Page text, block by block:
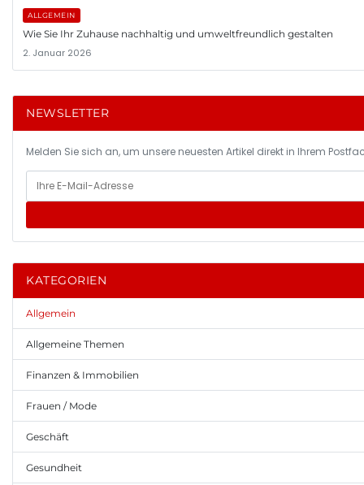
ALLGEMEIN
Wie Sie Ihr Zuhause nachhaltig und umweltfreundlich gestalten
2. Januar 2026
NEWSLETTER
Melden Sie sich an, um unsere neuesten Artikel direkt in Ihrem
KATEGORIEN
Allgemein
Allgemeine Themen
Finanzen & Immobilien
Frauen / Mode
Geschäft
Gesundheit